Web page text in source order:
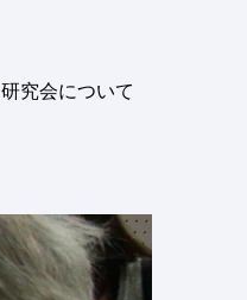
研究会について